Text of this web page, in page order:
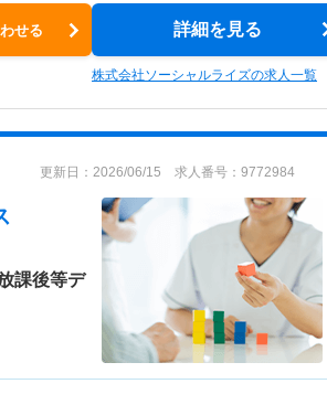
せる 詳細を見る
株式会社ソーシャルライズの求人一覧
更新日：2026/06/15 求人番号：9772984
課後等デ